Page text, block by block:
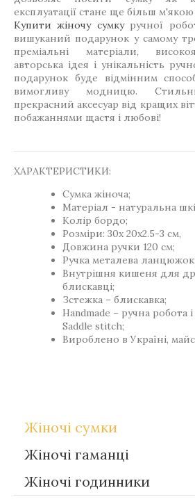
експлуатації стане ще більш
Купити жіночу сумкуручної
вишуканий подарунок у самому
преміальні матеріали,
авторська ідея і унікальність
подарунок буде відмінним
вимогливу модницю.
прекрасний аксесуар від кращих
побажаннями щастя і любові!
ХАРАКТЕРИСТИКИ:
Сумка жіноча;
Матеріал - натуральна
Колір бордо;
Розміри: 30х 20х2.5-3 см,
Довжина ручки 120 см;
Ручка металева ланцюжок;
Внутрішня кишеня для
блискавці;
Зстежка – блискавка;
Handmade – ручна
Saddle stitch;
Вироблено в Україні,
Жіночі сумки
Жіночі гаманці
Жіночі годинники